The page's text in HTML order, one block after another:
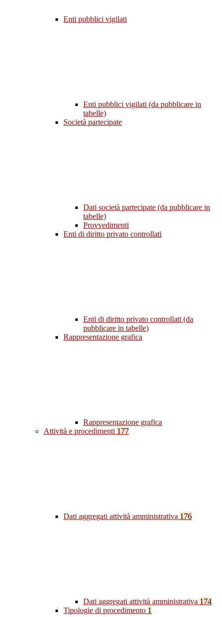
Enti pubblici vigilati
Enti pubblici vigilati (da pubblicare in
tabelle)
Società partecipate
Dati società partecipate (da pubblicare in
tabelle)
Provvedimenti
Enti di diritto privato controllati
Enti di diritto privato controllati (da
pubblicare in tabelle)
Rappresentazione grafica
Rappresentazione grafica
Attività e procedimenti 177
Dati aggregati attività amministrativa 176
Dati aggregati attività amministrativa 174
Tipologie di procedimento 1